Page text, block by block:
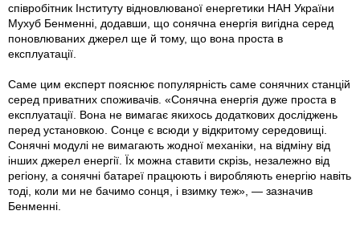
співробітник Інституту відновлюваної енергетики НАН України
Мухуб Бенменні, додавши, що сонячна енергія вигідна серед
поновлюваних джерел ще й тому, що вона проста в
експлуатації.
Саме цим експерт пояснює популярність саме сонячних станцій
серед приватних споживачів. «Сонячна енергія дуже проста в
експлуатації. Вона не вимагає якихось додаткових досліджень
перед установкою. Сонце є всюди у відкритому середовищі.
Сонячні модулі не вимагають жодної механіки, на відміну від
інших джерел енергії. Їх можна ставити скрізь, незалежно від
регіону, а сонячні батареї працюють і виробляють енергію навіть
тоді, коли ми не бачимо сонця, і взимку теж», — зазначив
Бенменні.